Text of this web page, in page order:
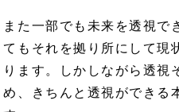
また一部でも未来を透視で
てもそれを拠り所にして現
ります。しかしながら透視
め、きちんと透視ができる